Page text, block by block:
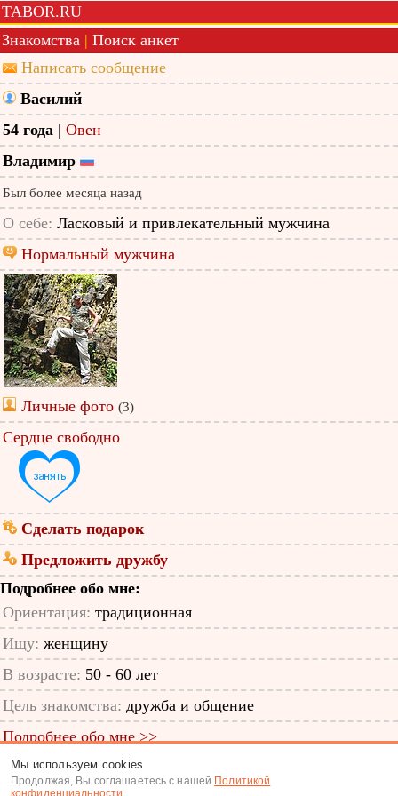
TABOR.RU
Знакомства | Поиск анкет
Написать сообщение
Василий
54 года | Овен
Владимир
Был более месяца назад
О себе: Ласковый и привлекательный мужчина
Нормальный мужчина
Личные фото (3)
Сердце свободно
Сделать подарок
Предложить дружбу
Подробнее обо мне:
Ориентация: традиционная
Ищу: женщину
В возрасте: 50 - 60 лет
Цель знакомства: дружба и общение
Подробнее обо мне >>
ID анкеты: 12922331
Мы используем cookies
Продолжая, Вы соглашаетесь с нашей Политикой
конфиденциальности